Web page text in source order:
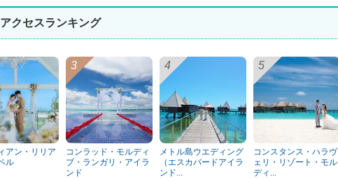
クセスランキング
アン・リリア
ル
コンラッド・モルディ
ブ・ランガリ・アイラ
ンド
メトル島ウエディング
（エスカパードアイラ
ンド...
コンスタンス・ハラヴ
ェリ・リゾート・モル
ディ...